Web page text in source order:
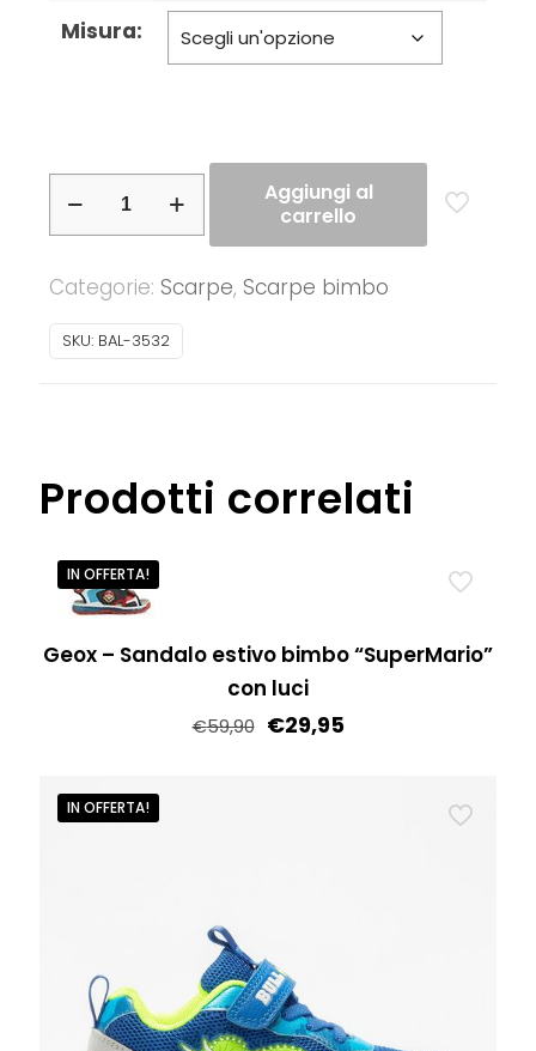
Misura:
in
vera
pelle
Aggiungi al
carrello
Categorie: Scarpe, Scarpe bimbo
SKU: BAL-3532
Prodotti correlati
IN OFFERTA!
Geox – Sandalo estivo bimbo “SuperMario”
con luci
€59,90 €29,95
opzioni
possono
essere
IN OFFERTA!